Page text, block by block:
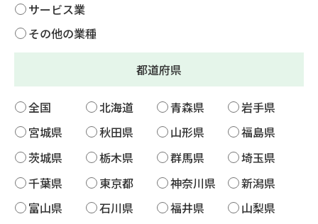
サービス業
その他の業種
都道府県
全国 北海道 青森県
岩手県
宮城県
秋田県 山形県
福島県
茨城県
栃木県 群馬県
埼玉県
千葉県
東京都 神奈川県
新潟県
富山県
石川県 福井県
山梨県